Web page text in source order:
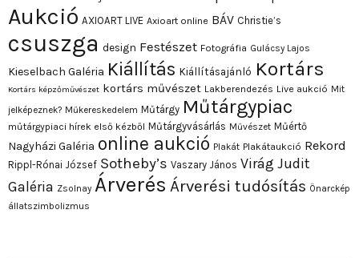
Aukció AXIOART LIVE Axioart online BÁV Christie’s
csuszga design Festészet Fotográfia Gulácsy Lajos
Kieselbach Galéria Kiállítás Kiállításajánló Kortárs
Kortárs képzőművészet kortárs művészet Lakberendezés Live aukció Mit
jelképeznek? Műkereskedelem Műtárgy Műtárgypiac
műtárgypiaci hírek első kézből Műtárgyvásárlás Művészet Műértő
Nagyházi Galéria online aukció Plakát Plakátaukció Rekord
Rippl-Rónai József Sotheby’s Vaszary János Virág Judit
Galéria Zsolnay Árverés Árverési tudósítás Önarckép
állatszimbolizmus